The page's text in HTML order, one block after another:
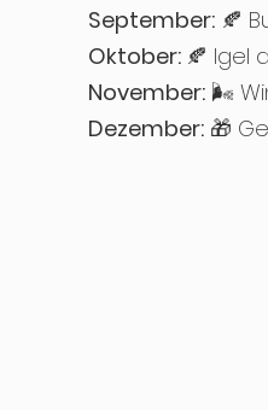
September: 🍂
Oktober: 🍂 Igel
November: 🌬️
Dezember: 🎁